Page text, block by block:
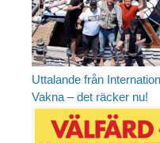
Uttalande från
Vakna – det räcker nu!